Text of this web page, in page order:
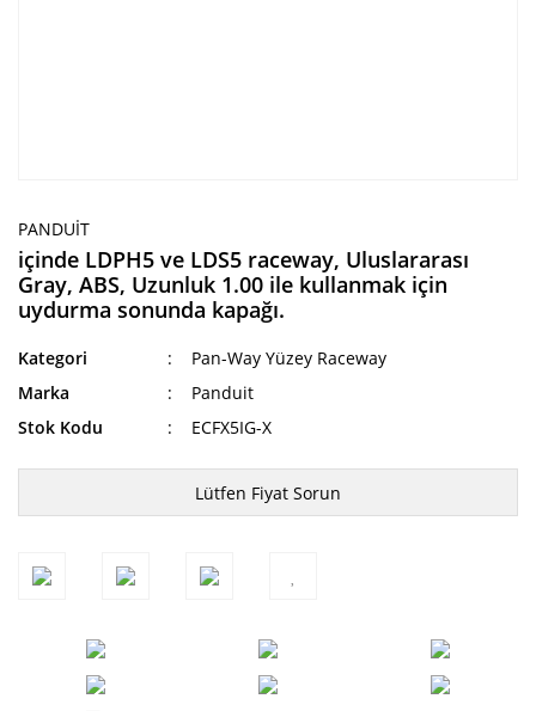
PANDUIT
içinde LDPH5 ve LDS5 raceway, Uluslararası
Gray, ABS, Uzunluk 1.00 ile kullanmak için
uydurma sonunda kapağı.
Kategori
Pan-Way Yüzey Raceway
Marka
Panduit
Stok Kodu
ECFX5IG-X
Lütfen Fiyat Sorun